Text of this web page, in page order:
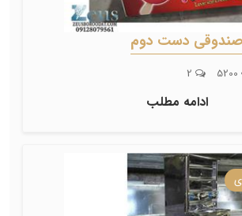
صندوقی دست دوم
ادامه مطلب